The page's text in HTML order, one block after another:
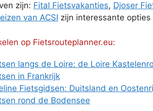
zijn: Fital Fietsvakanties, Djoser
van ACSI zijn interessante
op Fietsrouteplanner.eu:
langs de Loire: de Loire
in Frankrijk
Fietsgidsen: Duitsland en
rond de Bodensee